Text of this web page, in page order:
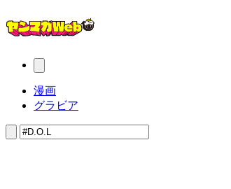
漫画
グラビア